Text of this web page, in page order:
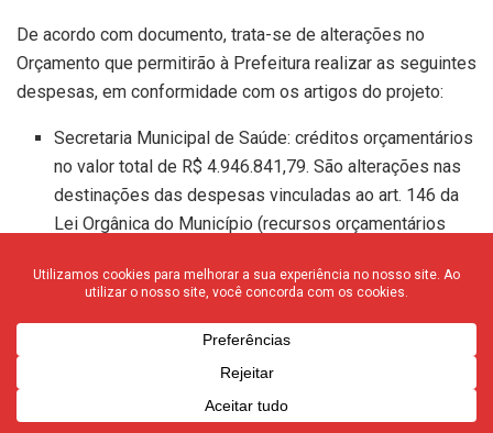
De acordo com documento, trata-se de alterações no
Orçamento que permitirão à Prefeitura realizar as seguintes
despesas, em conformidade com os artigos do projeto:
Secretaria Municipal de Saúde: créditos orçamentários
no valor total de R$ 4.946.841,79. São alterações nas
destinações das despesas vinculadas ao art. 146 da
Lei Orgânica do Município (recursos orçamentários
como de cumprimento obrigatório). As alterações
Secretaria Municipal de Saúde para contratação de
serviços médicos para as unidades de urgência e
emergência, serviços de procedimentos diagnósticos
diversos, como laboratoriais, tomografias,